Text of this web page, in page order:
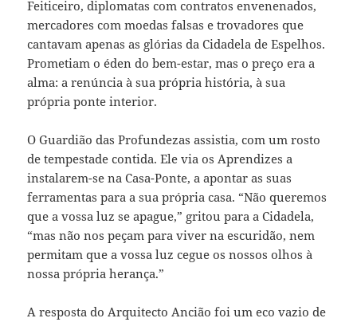
Feiticeiro, diplomatas com contratos envenenados,
mercadores com moedas falsas e trovadores que
cantavam apenas as glórias da Cidadela de Espelhos.
Prometiam o éden do bem-estar, mas o preço era a
alma: a renúncia à sua própria história, à sua
própria ponte interior.
O Guardião das Profundezas assistia, com um rosto
de tempestade contida. Ele via os Aprendizes a
instalarem-se na Casa-Ponte, a apontar as suas
ferramentas para a sua própria casa. “Não queremos
que a vossa luz se apague,” gritou para a Cidadela,
“mas não nos peçam para viver na escuridão, nem
permitam que a vossa luz cegue os nossos olhos à
nossa própria herança.”
A resposta do Arquitecto Ancião foi um eco vazio de